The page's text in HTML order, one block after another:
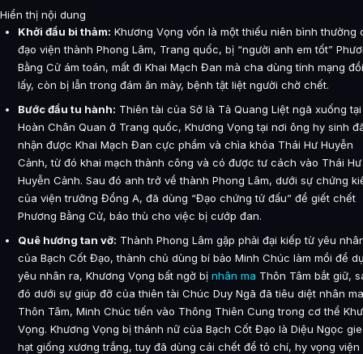
Hiển thị nội dung
Khởi đầu bi thảm: Khương Vọng vốn là một thiếu niên bình thường
đạo viện thành Phong Lâm, Trang quốc, bị “người anh em tốt”
Bằng Cử ám toán, mất đi Khai Mạch Đan mà cha dùng tính mạng đổi
lấy, còn bị lẫn trong đám ăn mày, bệnh tật liệt người chờ chết.
Bước đầu tu hành: Thiên tài của Sở là Tả Quang Liệt ngã xuống tại
Hoàn Chân Quan ở Trang quốc, Khương Vọng tại nơi ông hy sinh
nhận được Khai Mạch Đan cực phẩm và chìa khóa Thái Hư Huyễn
Cảnh, từ đó khai mạch thành công và có được tư cách vào Thái Hư
Huyễn Cảnh. Sau đó anh trở về thành Phong Lâm, dưới sự chứng
của viện trưởng Đổng A, đã dùng “Đạo chứng tử đấu” để giết chết
Phương Bằng Cử, báo thù cho việc bị cướp đan.
Quê hương tan vỡ: Thành Phong Lâm gặp phải đại kiếp từ yêu
của Bạch Cốt Đạo, thành chủ dùng bí bảo Minh Chúc làm mồi để
yêu nhân ra, Khương Vọng bất ngờ bị nhân ma Thôn Tâm bắt giữ,
đó dưới sự giúp đỡ của thiên tài Chúc Duy Ngã đã tiêu diệt nhân ma
Thôn Tâm, Minh Chúc tiến vào Thông Thiên Cung trong cơ thể
Vọng. Khương Vọng bị thánh nữ của Bạch Cốt Đạo là Diệu Ngọc
hạt giống xương trắng, tuy đã dùng cái chết để tỏ chí, hy vọng viện